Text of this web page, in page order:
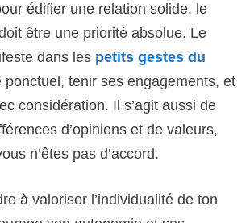
édifier une relation solide, le
être une priorité absolue. Le
dans les petits gestes du
ponctuel, tenir ses engagements, et
considération. Il s’agit aussi de
d’opinions et de valeurs,
n’êtes pas d’accord.
à valoriser l’individualité de ton